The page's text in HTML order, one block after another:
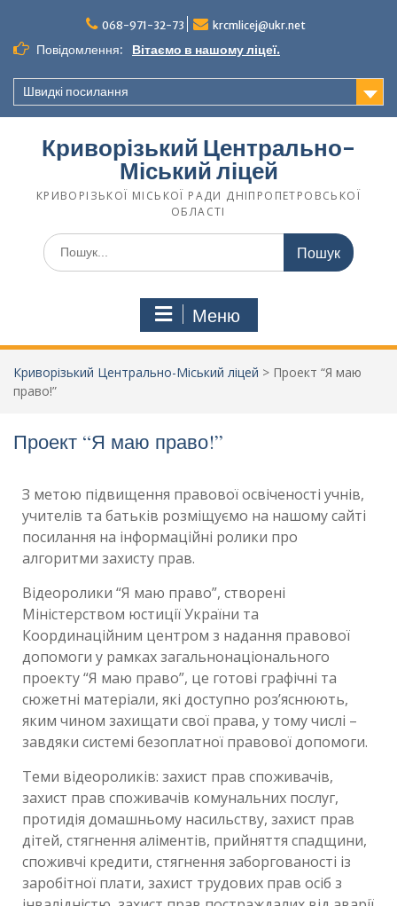
068-971-32-73 krcmlicej@ukr.net
Повідомлення: Вітаємо в нашому ліцеї.
Швидкі посилання
Криворізький Центрально-
Міський ліцей
КРИВОРІЗЬКОЇ МІСЬКОЇ РАДИ ДНІПРОПЕТРОВСЬКОЇ
ОБЛАСТІ
Меню
Криворізький Центрально-Міський ліцей > Проект “Я маю
право!”
Проект “Я маю право!”
З метою підвищення правової освіченості учнів,
учителів та батьків розміщуємо на нашому сайті
посилання на інформаційні ролики про
алгоритми захисту прав.
Відеоролики “Я маю право”, створені
Міністерством юстиції України та
Координаційним центром з надання правової
допомоги у рамках загальнонаціонального
проекту “Я маю право”, це готові графічні та
сюжетні матеріали, які доступно роз’яснюють,
яким чином захищати свої права, у тому числі –
завдяки системі безоплатної правової допомоги.
Теми відеороликів: захист прав споживачів,
захист прав споживачів комунальних послуг,
протидія домашньому насильству, захист прав
дітей, стягнення аліментів, прийняття спадщини,
споживчі кредити, стягнення заборгованості із
заробітної плати, захист трудових прав осіб з